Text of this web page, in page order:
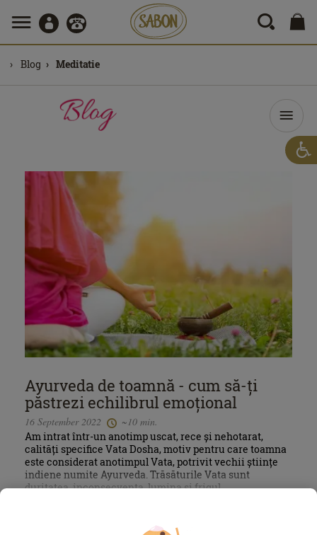
Blog Meditatie
Ayurveda de toamnă - cum să-ți
păstrezi echilibrul emoțional
16 September 2022
~10 min.
Am intrat într-un anotimp uscat, rece și nehotarat,
calități specifice Vata Dosha, motiv pentru care toamna
este considerat anotimpul Vata, potrivit vechii științe
indiene numite Ayurveda. Trăsăturile Vata sunt
duritatea, inconsecvența, lumina și frigul.